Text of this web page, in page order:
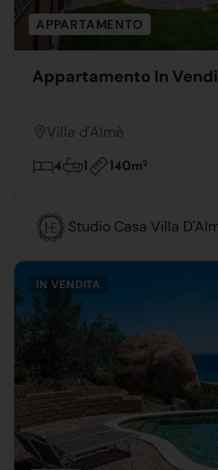
APPARTAMENTO
Appartamento In
Villa d'Almè
4 1 140m2
Studio Casa Villa
IN VENDITA